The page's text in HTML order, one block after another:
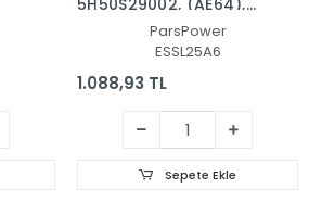
(AE66) Menteşe Seti
(Sağ - Sol Takım)
ParsPower
ESSL25A6
1.088,93 TL
Sepete Ekle